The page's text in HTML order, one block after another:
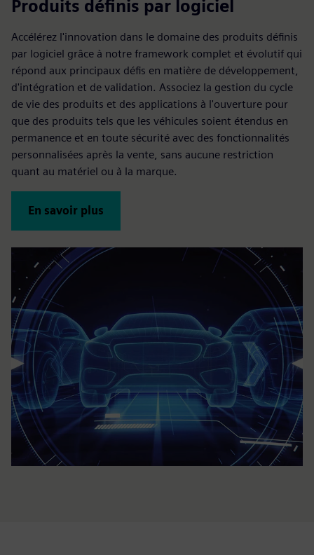
Produits définis par logiciel
Accélérez l'innovation dans le domaine des produits définis
par logiciel grâce à notre framework complet et évolutif qui
répond aux principaux défis en matière de développement,
d'intégration et de validation. Associez la gestion du cycle
de vie des produits et des applications à l'ouverture pour
que des produits tels que les véhicules soient étendus en
permanence et en toute sécurité avec des fonctionnalités
personnalisées après la vente, sans aucune restriction
quant au matériel ou à la marque.
En savoir plus